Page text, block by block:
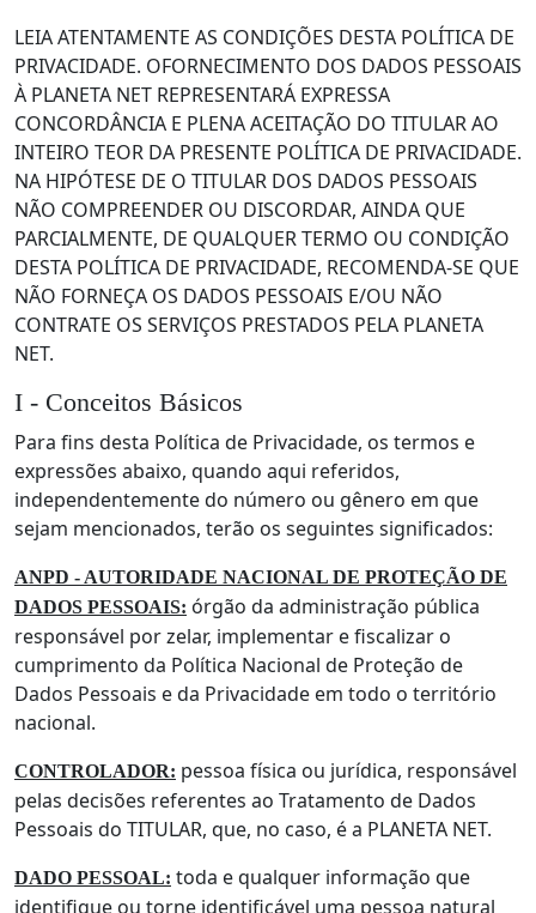
LEIA ATENTAMENTE AS CONDIÇÕES DESTA POLÍTICA DE
PRIVACIDADE. OFORNECIMENTO DOS DADOS PESSOAIS
À PLANETA NET REPRESENTARÁ EXPRESSA
CONCORDÂNCIA E PLENA ACEITAÇÃO DO TITULAR AO
INTEIRO TEOR DA PRESENTE POLÍTICA DE PRIVACIDADE.
NA HIPÓTESE DE O TITULAR DOS DADOS PESSOAIS
NÃO COMPREENDER OU DISCORDAR, AINDA QUE
PARCIALMENTE, DE QUALQUER TERMO OU CONDIÇÃO
DESTA POLÍTICA DE PRIVACIDADE, RECOMENDA-SE QUE
NÃO FORNEÇA OS DADOS PESSOAIS E/OU NÃO
CONTRATE OS SERVIÇOS PRESTADOS PELA PLANETA
NET.
I - Conceitos Básicos
Para fins desta Política de Privacidade, os termos e
expressões abaixo, quando aqui referidos,
independentemente do número ou gênero em que
sejam mencionados, terão os seguintes significados:
ANPD - AUTORIDADE NACIONAL DE PROTEÇÃO DE
DADOS PESSOAIS: órgão da administração pública
responsável por zelar, implementar e fiscalizar o
cumprimento da Política Nacional de Proteção de
Dados Pessoais e da Privacidade em todo o território
nacional.
CONTROLADOR: pessoa física ou jurídica, responsável
pelas decisões referentes ao Tratamento de Dados
Pessoais do TITULAR, que, no caso, é a PLANETA NET.
DADO PESSOAL: toda e qualquer informação que
identifique ou torne identificável uma pessoa natural